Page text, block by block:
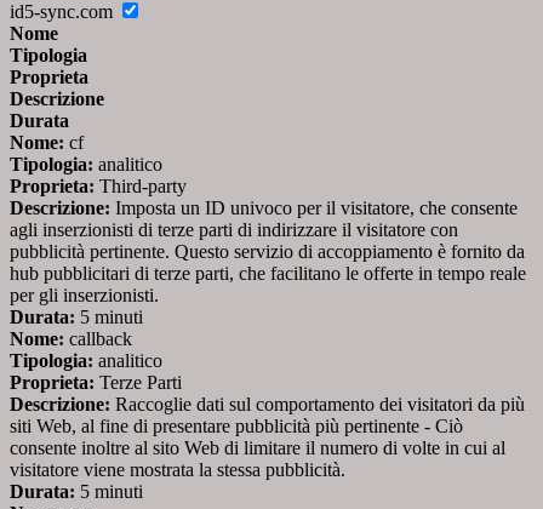
id5-sync.com
Nome
Tipologia
Proprieta
Descrizione
Durata
Nome: cf
Tipologia: analitico
Proprieta: Third-party
Descrizione: Imposta un ID univoco per il visitatore, che consente
agli inserzionisti di terze parti di indirizzare il visitatore con
pubblicità pertinente. Questo servizio di accoppiamento è fornito da
hub pubblicitari di terze parti, che facilitano le offerte in tempo reale
per gli inserzionisti.
Durata: 5 minuti
Nome: callback
Tipologia: analitico
Proprieta: Terze Parti
Descrizione: Raccoglie dati sul comportamento dei visitatori da più
siti Web, al fine di presentare pubblicità più pertinente - Ciò
consente inoltre al sito Web di limitare il numero di volte in cui al
visitatore viene mostrata la stessa pubblicità.
Durata: 5 minuti